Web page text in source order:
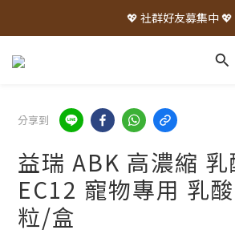
💖 社群好友募集中 💖
分享到
益瑞 ABK 高濃縮 乳
EC12 寵物專用 乳
粒/盒